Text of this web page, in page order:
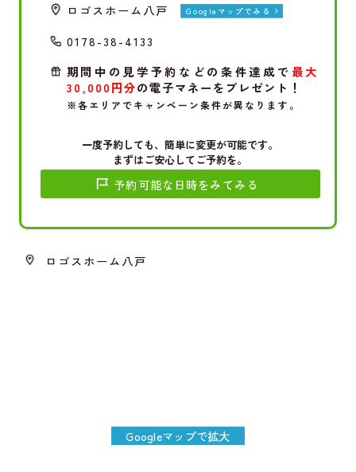
ロゴスホーム八戸
Googleマップでみる
0178-38-4133
期間中の見学予約などの条件達成で最大
30,000円分の電子マネーをプレゼント！
※各エリアでキャンペーン条件が異なります。
一度予約しても、簡単に変更が可能です。
まずはご安心してご予約を。
予約可能な日時をみてみる
ロゴスホーム八戸
Googleマップで拡大